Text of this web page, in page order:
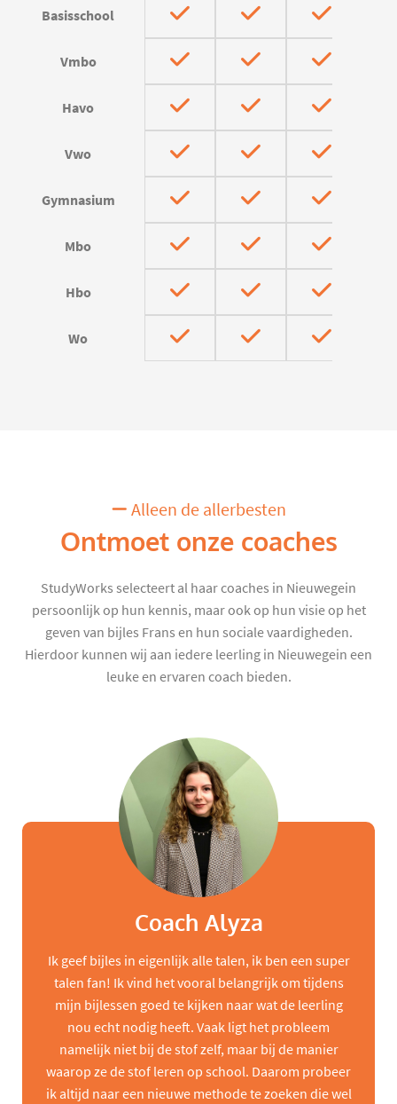
Basisschool
Vmbo
Havo
Vwo
Gymnasium
Mbo
Hbo
Wo
Alleen de allerbesten
Ontmoet onze coaches
StudyWorks selecteert al haar coaches in Nieuwegein
persoonlijk op hun kennis, maar ook op hun visie op het
geven van bijles Frans en hun sociale vaardigheden.
Hierdoor kunnen wij aan iedere leerling in Nieuwegein een
leuke en ervaren coach bieden.
Coach Alyza
Ik geef bijles in eigenlijk alle talen, ik ben een super
talen fan! Ik vind het vooral belangrijk om tijdens
mijn bijlessen goed te kijken naar wat de leerling
nou echt nodig heeft. Vaak ligt het probleem
namelijk niet bij de stof zelf, maar bij de manier
waarop ze de stof leren op school. Daarom probeer
ik altijd naar een nieuwe methode te zoeken die wel